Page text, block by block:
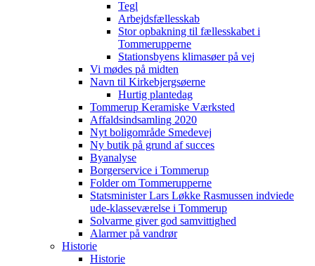
Tegl
Arbejdsfællesskab
Stor opbakning til fællesskabet i
Tommerupperne
Stationsbyens klimasøer på vej
Vi mødes på midten
Navn til Kirkebjergsøerne
Hurtig plantedag
Tommerup Keramiske Værksted
Affaldsindsamling 2020
Nyt boligområde Smedevej
Ny butik på grund af succes
Byanalyse
Borgerservice i Tommerup
Folder om Tommerupperne
Statsminister Lars Løkke Rasmussen indviede
ude-klasseværelse i Tommerup
Solvarme giver god samvittighed
Alarmer på vandrør
Historie
Historie